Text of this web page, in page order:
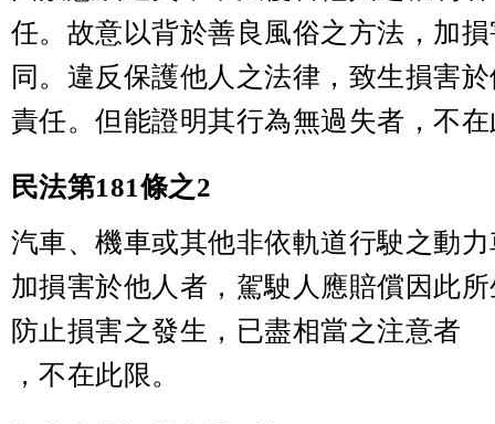
任。故意以背於善良風俗之方法，加
同。違反保護他人之法律，致生損害
責任。但能證明其行為無過失者，不
民法第181條之2
汽車、機車或其他非依軌道行駛之動
加損害於他人者，駕駛人應賠償因此
防止損害之發生，已盡相當之注意者
，不在此限。